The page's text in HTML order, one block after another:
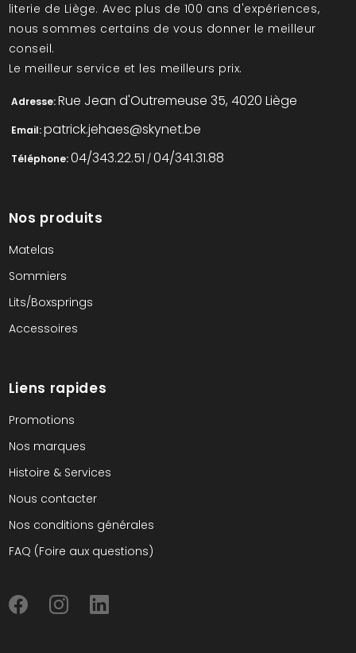
literie de Liège. Avec plus de 100 ans d'expériences,
nous sommes certains de vous donner le meilleur
conseil.
Le meilleur service et les meilleurs prix.
Adresse: Rue Jean d'Outremeuse 35, 4020 Liège
Email: patrick.jehaes@skynet.be
Téléphone: 04/343.22.51 /04/341.31.88
Nos produits
Matelas
Sommiers
Lits/Boxsprings
Accessoires
Liens rapides
Promotions
Nos marques
Histoire & Services
Nous contacter
Nos conditions générales
FAQ (Foire aux questions)